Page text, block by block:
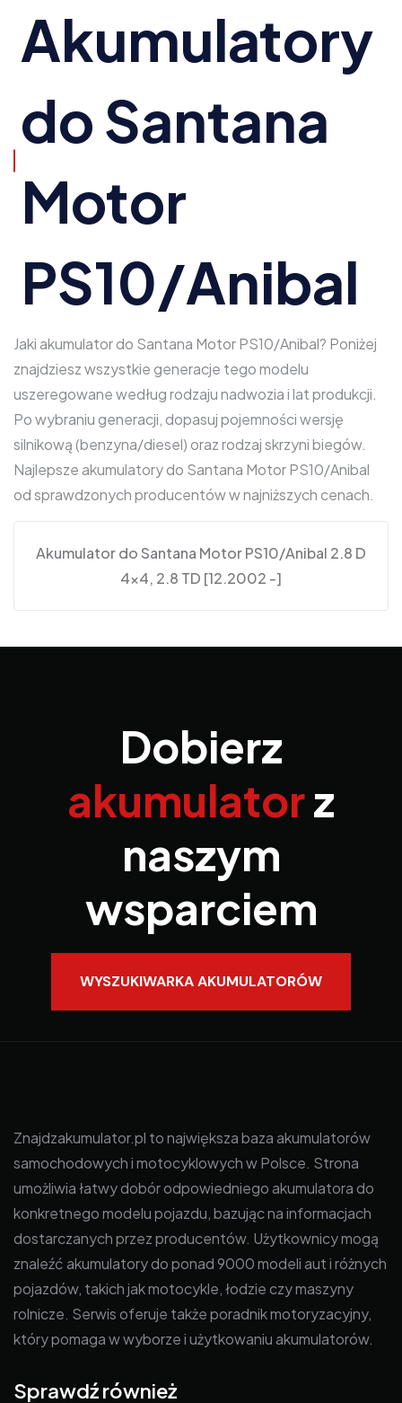
Akumulatory
do Santana
Motor
PS10/Anibal
Jaki akumulator do Santana Motor PS10/Anibal? Poniżej
znajdziesz wszystkie generacje tego modelu
uszeregowane według rodzaju nadwozia i lat produkcji.
Po wybraniu generacji, dopasuj pojemności wersję
silnikową (benzyna/diesel) oraz rodzaj skrzyni biegów.
Najlepsze akumulatory do Santana Motor PS10/Anibal
od sprawdzonych producentów w najniższych cenach.
Akumulator do Santana Motor PS10/Anibal 2.8 D
4×4, 2.8 TD [12.2002 -]
Dobierz
akumulatorz
naszym
wsparciem
WYSZUKIWARKA AKUMULATORÓW
Znajdzakumulator.pl to największa baza akumulatorów
samochodowych i motocyklowych w Polsce. Strona
umożliwia łatwy dobór odpowiedniego akumulatora do
konkretnego modelu pojazdu, bazując na informacjach
dostarczanych przez producentów. Użytkownicy mogą
znaleźć akumulatory do ponad 9000 modeli aut i różnych
pojazdów, takich jak motocykle, łodzie czy maszyny
rolnicze. Serwis oferuje także poradnik motoryzacyjny,
który pomaga w wyborze i użytkowaniu akumulatorów.
Sprawdź również